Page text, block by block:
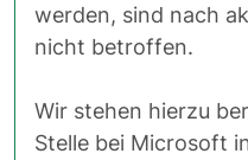
werden, sind nach
nicht betroffen.
Wir stehen hierzu
Stelle bei Microsoft